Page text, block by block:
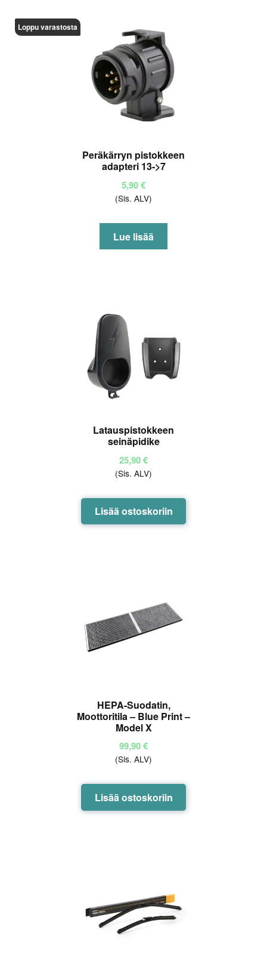
Loppu varastosta
Peräkärryn pistokkeen
adapteri 13->7
5,90€
(Sis. ALV)
Lue lisää
Latauspistokkeen
seinäpidike
25,90€
(Sis. ALV)
Lisää ostoskoriin
HEPA-Suodatin,
Moottoritila – Blue Print –
Model X
99,90€
(Sis. ALV)
Lisää ostoskoriin